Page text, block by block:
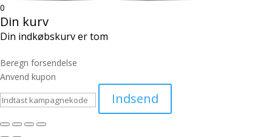
0
Din kurv
Din indkøbskurv er tom
Beregn forsendelse
Anvend kupon
Indsend